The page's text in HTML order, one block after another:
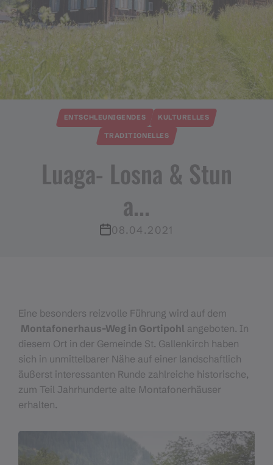
Luaga​-​ Losna & Stun
a​.​​.​​.​
ENTSCHLEUNIGENDES KULTURELLES
TRADITIONELLES
08.04.2021
Eine besonders reizvolle Führung wird auf dem
Montafonerhaus-Weg in Gortipohl angeboten. In
diesem Ort in der Gemeinde St. Gallenkirch haben
sich in unmittelbarer Nähe auf einer landschaftlich
äußerst interessanten Runde zahlreiche historische,
zum Teil Jahrhunderte alte Montafonerhäuser
erhalten.